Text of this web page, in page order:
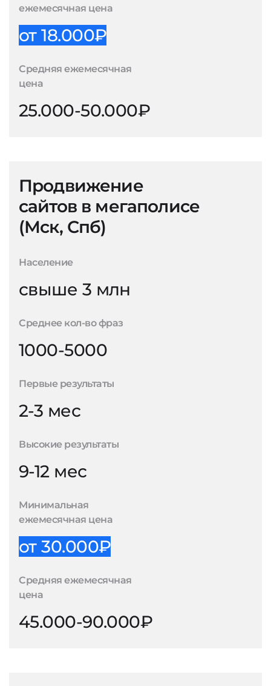
ежемесячная цена
от 18.000₽
Средняя ежемесячная
цена
25.000-50.000₽
Продвижение
сайтов в мегаполисе
(Мск, Спб)
Население
свыше 3 млн
Среднее кол-во фраз
1000-5000
Первые результаты
2-3 мес
Высокие результаты
9-12 мес
Минимальная
ежемесячная цена
от 30.000₽
Средняя ежемесячная
цена
45.000-90.000₽